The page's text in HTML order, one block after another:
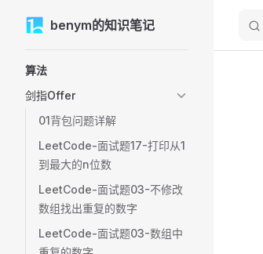
Skip to content
benym的知识笔记
算法
剑指Offer
01背包问题详解
LeetCode-面试题17-打印从1
到最大的n位数
LeetCode-面试题03-不修改
数组找出重复的数字
LeetCode-面试题03-数组中